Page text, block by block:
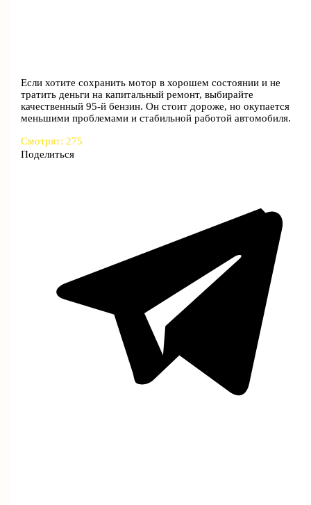
Если хотите сохранить мотор в хорошем состоянии и не
тратить деньги на капитальный ремонт, выбирайте
качественный 95-й бензин. Он стоит дороже, но окупается
меньшими проблемами и стабильной работой автомобиля.
Смотрят: 275
Поделиться